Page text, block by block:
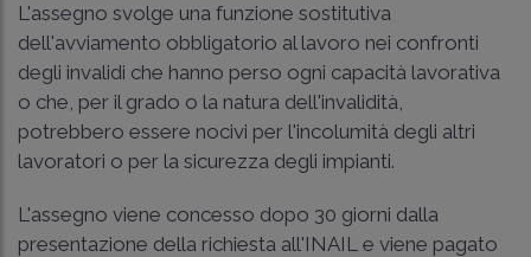
L'assegno svolge una funzione sostitutiva
dell'avviamento obbligatorio al lavoro nei confronti
degli invalidi che hanno perso ogni capacità lavorativa
o che, per il grado o la natura dell'invalidità,
potrebbero essere nocivi per l'incolumità degli altri
lavoratori o per la sicurezza degli impianti.
L'assegno viene concesso dopo 30 giorni dalla
presentazione della richiesta all'INAIL e viene pagato